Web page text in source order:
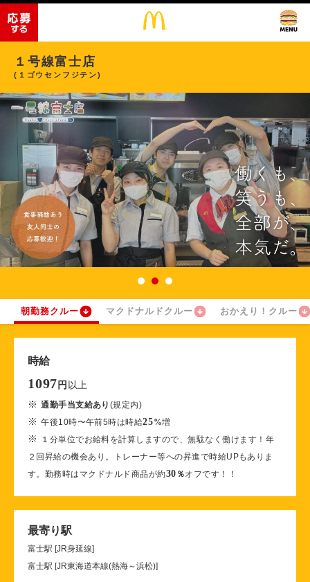
１号線富士店
(１ゴウセンフジテン)
朝勤務クルー マクドナルドクルー おかえり！クルー
時給
1097 円 以上
※通勤手当支給あり (規定内)
※午後10時〜午前5時は時給25%増
※
１分単位でお給料を計算しますので、無駄なく働けます！年
２回昇給の機会あり。トレーナー等への昇進で時給UPもありま
す。勤務時はマクドナルド商品が約30 ％オフです！！
最寄り駅
富士駅 [JR身延線]
富士駅 [JR東海道本線(熱海～浜松)]